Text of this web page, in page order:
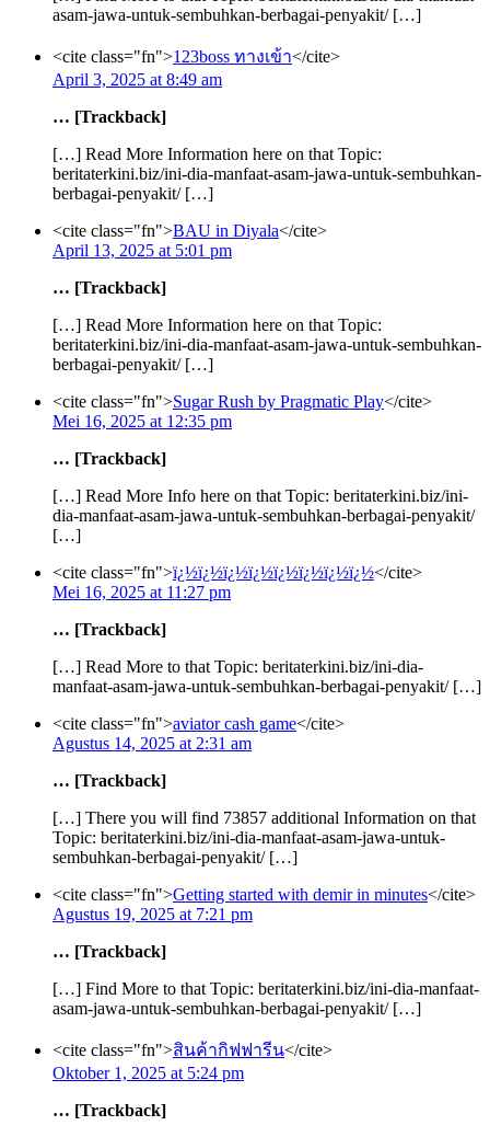
asam-jawa-untuk-sembuhkan-berbagai-penyakit/ […]
<cite class="fn">123boss ทางเข้า</cite>
April 3, 2025 at 8:49 am
… [Trackback]
[…] Read More Information here on that Topic:
beritaterkini.biz/ini-dia-manfaat-asam-jawa-untuk-sembuhkan-
berbagai-penyakit/ […]
<cite class="fn">BAU in Diyala</cite>
April 13, 2025 at 5:01 pm
… [Trackback]
[…] Read More Information here on that Topic:
beritaterkini.biz/ini-dia-manfaat-asam-jawa-untuk-sembuhkan-
berbagai-penyakit/ […]
<cite class="fn">Sugar Rush by Pragmatic Play</cite>
Mei 16, 2025 at 12:35 pm
… [Trackback]
[…] Read More Info here on that Topic: beritaterkini.biz/ini-
dia-manfaat-asam-jawa-untuk-sembuhkan-berbagai-penyakit/
[…]
<cite class="fn">ï¿½ï¿½ï¿½ï¿½ï¿½ï¿½ï¿½ï¿½</cite>
Mei 16, 2025 at 11:27 pm
… [Trackback]
[…] Read More to that Topic: beritaterkini.biz/ini-dia-
manfaat-asam-jawa-untuk-sembuhkan-berbagai-penyakit/ […]
<cite class="fn">aviator cash game</cite>
Agustus 14, 2025 at 2:31 am
… [Trackback]
[…] There you will find 73857 additional Information on that
Topic: beritaterkini.biz/ini-dia-manfaat-asam-jawa-untuk-
sembuhkan-berbagai-penyakit/ […]
<cite class="fn">Getting started with demir in minutes</cite>
Agustus 19, 2025 at 7:21 pm
… [Trackback]
[…] Find More to that Topic: beritaterkini.biz/ini-dia-manfaat-
asam-jawa-untuk-sembuhkan-berbagai-penyakit/ […]
<cite class="fn">สินค้ากิฟฟารีน</cite>
Oktober 1, 2025 at 5:24 pm
… [Trackback]